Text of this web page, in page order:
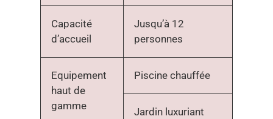
Capacité
d’accueil
Jusqu’à 12
personnes
Equipement
haut de
gamme
Piscine chauffée
Jardin luxuriant